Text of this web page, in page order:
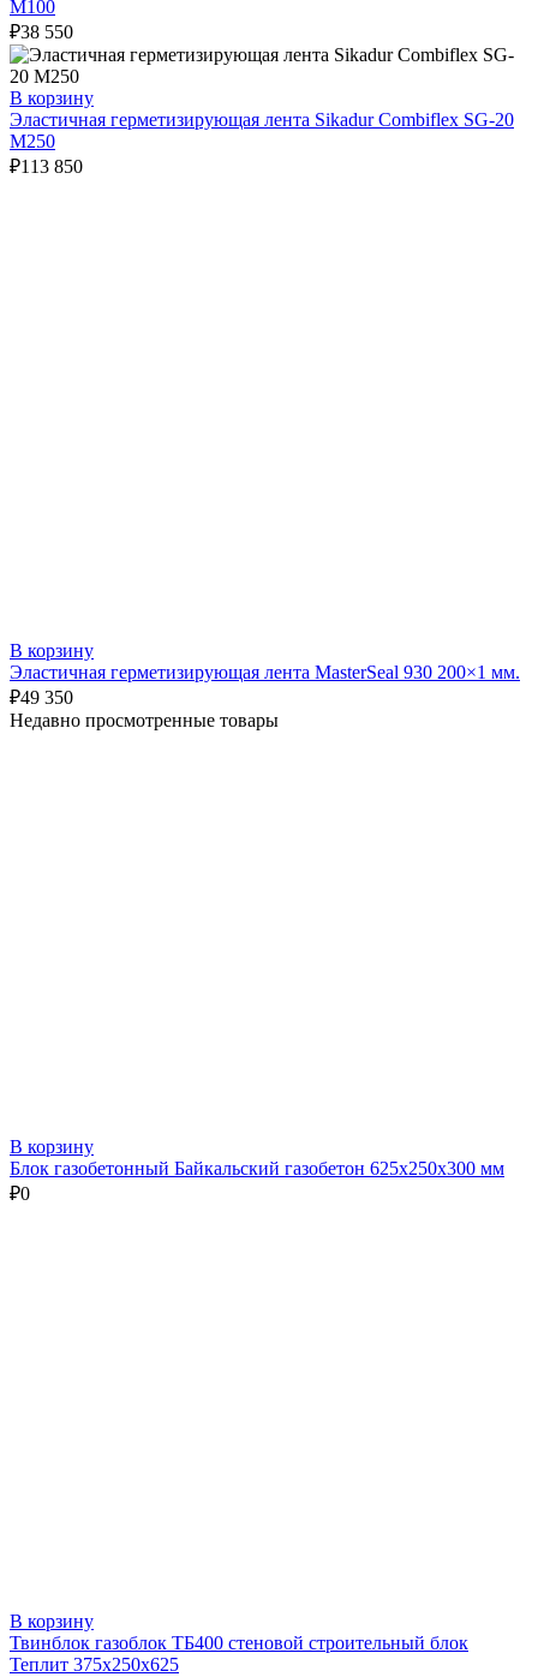
M100
₽38 550
В корзину
Эластичная герметизирующая лента Sikadur Combiflex SG-20
M250
₽113 850
В корзину
Эластичная герметизирующая лента MasterSeal 930 200×1 мм.
₽49 350
Недавно просмотренные товары
В корзину
Блок газобетонный Байкальский газобетон 625х250х300 мм
₽0
В корзину
Твинблок газоблок ТБ400 стеновой строительный блок
Теплит 375х250х625